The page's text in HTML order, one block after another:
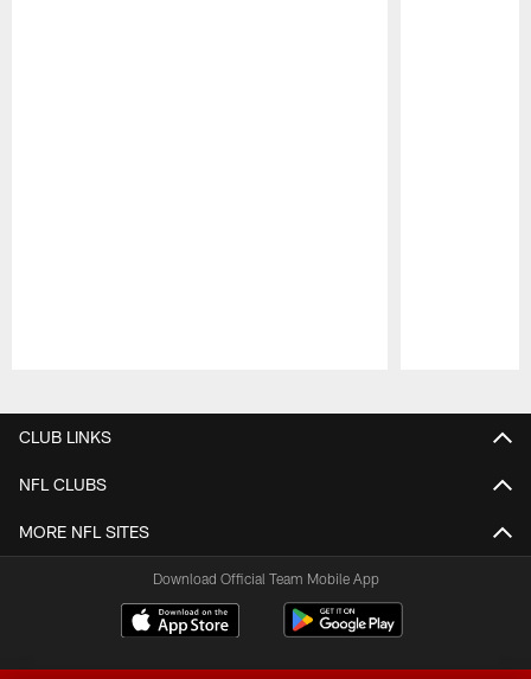
CLUB LINKS
NFL CLUBS
MORE NFL SITES
Download Official Team Mobile App